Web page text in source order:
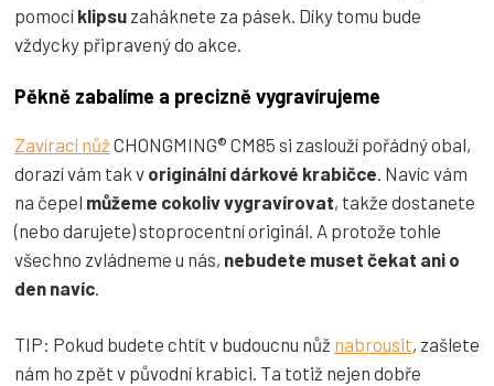
pomocí klipsu zaháknete za pásek. Díky tomu bude
vždycky připravený do akce.
Pěkně zabalíme a precizně vygravírujeme
Zavírací nůž CHONGMING® CM85 si zaslouží pořádný obal,
dorazí vám tak v originální dárkové krabičce. Navíc vám
na čepel můžeme cokoliv vygravírovat, takže dostanete
(nebo darujete) stoprocentní originál. A protože tohle
všechno zvládneme u nás, nebudete muset čekat ani o
den navíc.
TIP: Pokud budete chtít v budoucnu nůž nabrousit, zašlete
nám ho zpět v původní krabici. Ta totiž nejen dobře